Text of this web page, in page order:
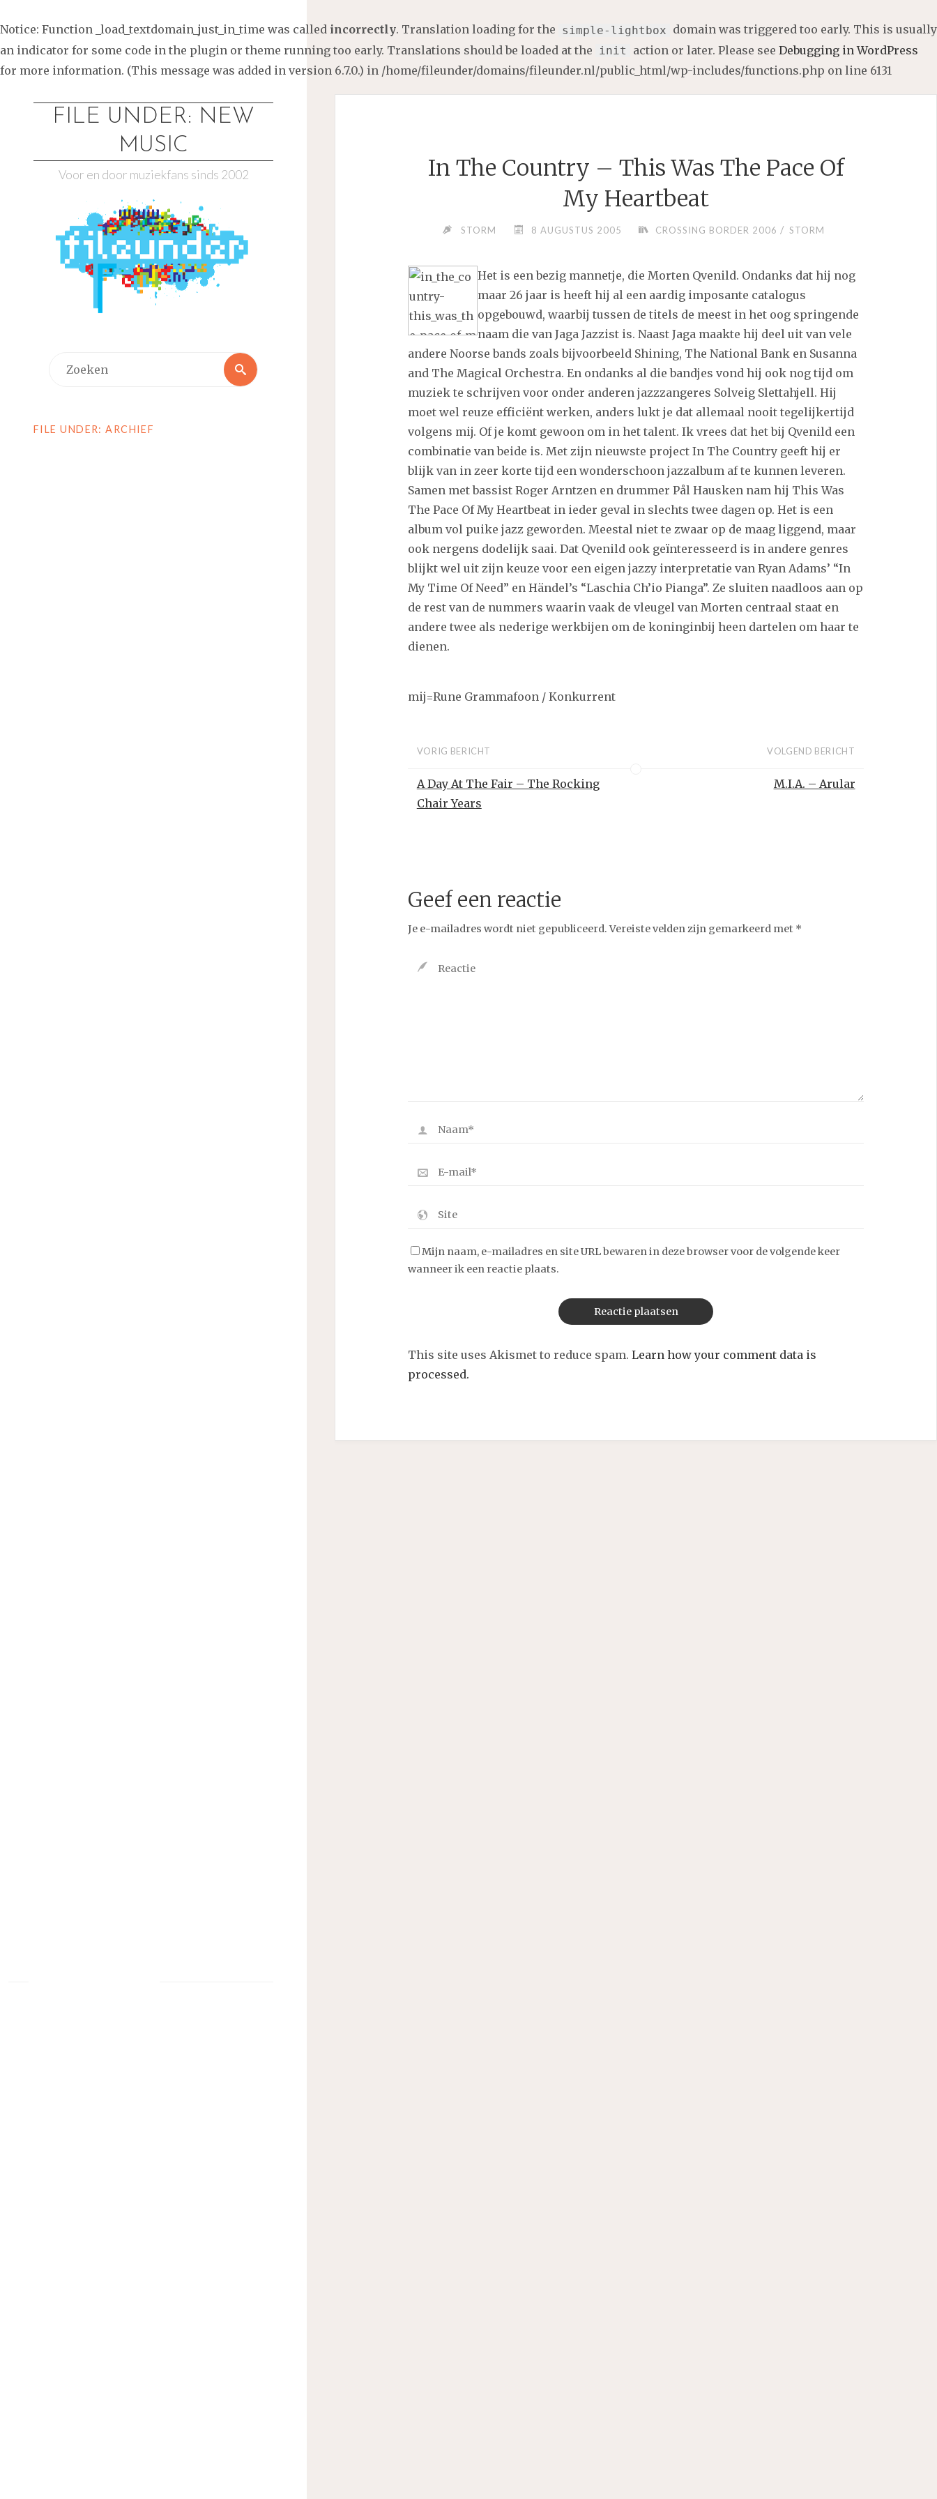
Notice: Function _load_textdomain_just_in_time was called incorrectly. Translation loading for the simple-lightbox domain was triggered too early. This is usually
an indicator for some code in the plugin or theme running too early. Translations should be loaded at the init action or later. Please see Debugging in WordPress
for more information. (This message was added in version 6.7.0.) in /home/fileunder/domains/fileunder.nl/public_html/wp-includes/functions.php on line 6131
FILE UNDER: NEW
MUSIC
Voor en door muziekfans sinds 2002
Zoeken
FILE UNDER: ARCHIEF
In The Country – This Was The Pace Of
My Heartbeat
STORM 8 AUGUSTUS 2005 CROSSING BORDER 2006 / STORM
Het is een bezig mannetje, die Morten Qvenild. Ondanks dat hij nog
maar 26 jaar is heeft hij al een aardig imposante catalogus
opgebouwd, waarbij tussen de titels de meest in het oog springende
naam die van Jaga Jazzist is. Naast Jaga maakte hij deel uit van vele
andere Noorse bands zoals bijvoorbeeld Shining, The National Bank en Susanna
and The Magical Orchestra. En ondanks al die bandjes vond hij ook nog tijd om
muziek te schrijven voor onder anderen jazzzangeres Solveig Slettahjell. Hij
moet wel reuze efficiënt werken, anders lukt je dat allemaal nooit tegelijkertijd
volgens mij. Of je komt gewoon om in het talent. Ik vrees dat het bij Qvenild een
combinatie van beide is. Met zijn nieuwste project In The Country geeft hij er
blijk van in zeer korte tijd een wonderschoon jazzalbum af te kunnen leveren.
Samen met bassist Roger Arntzen en drummer Pål Hausken nam hij This Was
The Pace Of My Heartbeat in ieder geval in slechts twee dagen op. Het is een
album vol puike jazz geworden. Meestal niet te zwaar op de maag liggend, maar
ook nergens dodelijk saai. Dat Qvenild ook geïnteresseerd is in andere genres
blijkt wel uit zijn keuze voor een eigen jazzy interpretatie van Ryan Adams’ “In
My Time Of Need” en Händel’s “Laschia Ch’io Pianga”. Ze sluiten naadloos aan op
de rest van de nummers waarin vaak de vleugel van Morten centraal staat en
andere twee als nederige werkbijen om de koninginbij heen dartelen om haar te
dienen.
mij=Rune Grammafoon / Konkurrent
VORIG BERICHT
A Day At The Fair – The Rocking
Chair Years
VOLGEND BERICHT
M.I.A. – Arular
Geef een reactie
Je e-mailadres wordt niet gepubliceerd. Vereiste velden zijn gemarkeerd met *
Mijn naam, e-mailadres en site URL bewaren in deze browser voor de volgende keer
wanneer ik een reactie plaats.
This site uses Akismet to reduce spam. Learn how your comment data is
processed.